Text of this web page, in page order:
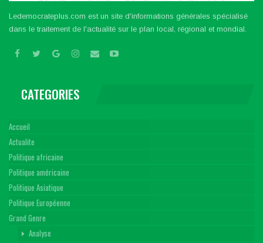
Ledemocrateplus.com est un site d'informations générales spécialisé
dans le traitement de l'actualité sur le plan local, régional et mondial.
CATEGORIES
Accueil
Actualite
Politique africaine
Politique américaine
Politique Asiatique
Politique Européenne
Grand Genre
Analyse